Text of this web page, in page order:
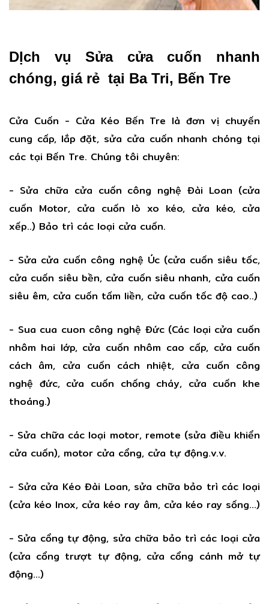
DỊch vụ Sửa cửa cuốn nhanh
chóng, giá rẻ tại Ba Tri, Bến Tre
Cửa Cuốn - Cửa Kéo Bến Tre là đơn vị chuyến
cung cấp, lắp đặt, sửa cửa cuốn nhanh chóng tại
các tại Bến Tre. Chúng tôi chuyên:
- Sửa chữa cửa cuốn công nghệ Đài Loan (cửa
cuốn Motor, cửa cuốn lò xo kéo, cửa kéo, cửa
xếp..) Bảo trì các loại cửa cuốn.
- Sửa cửa cuốn công nghệ Úc (cửa cuốn siêu tốc,
cửa cuốn siêu bền, cửa cuốn siêu nhanh, cửa cuốn
siêu êm, cửa cuốn tấm liền, cửa cuốn tốc độ cao..)
- Sua cua cuon công nghệ Đức (Các loại cửa cuốn
nhôm hai lớp, cửa cuốn nhôm cao cấp, cửa cuốn
cách âm, cửa cuốn cách nhiệt, cửa cuốn công
nghệ đức, cửa cuốn chống cháy, cửa cuốn khe
thoáng.)
- Sửa chữa các loại motor, remote (sửa điều khiển
cửa cuốn), motor cửa cổng, cửa tự động.v.v.
- Sửa cửa Kéo Đài Loan, sửa chữa bảo trì các loại
(cửa kéo Inox, cửa kéo ray âm, cửa kéo ray sống…)
- Sửa cổng tự động, sửa chữa bảo trì các loại cửa
(cửa cổng trượt tự động, cửa cổng cánh mở tự
động…)